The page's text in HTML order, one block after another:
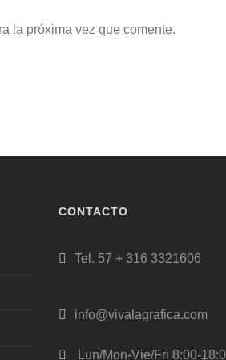
la próxima vez que comente.
CONTACTO
Tel. 57 + 316 3321606
info@vivalagrafica.com
Lun/Mon-Vie/Fri 8:00-